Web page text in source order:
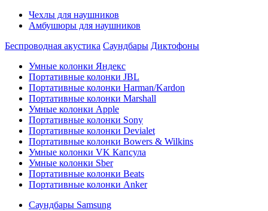
Чехлы для наушников
Амбушюры для наушников
Беспроводная акустика Саундбары Диктофоны
Умные колонки Яндекс
Портативные колонки JBL
Портативные колонки Harman/Kardon
Портативные колонки Marshall
Умные колонки Apple
Портативные колонки Sony
Портативные колонки Devialet
Портативные колонки Bowers & Wilkins
Умные колонки VK Капсула
Умные колонки Sber
Портативные колонки Beats
Портативные колонки Anker
Саундбары Samsung